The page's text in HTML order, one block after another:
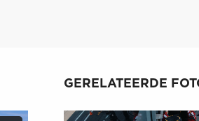
GERELATEERDE